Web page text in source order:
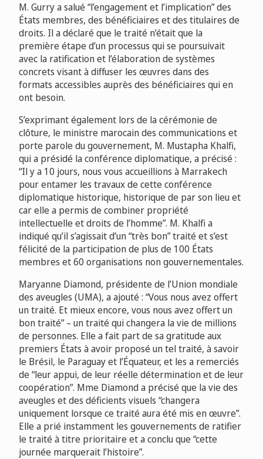
M. Gurry a salué “l’engagement et l’implication” des
États membres, des bénéficiaires et des titulaires de
droits. Il a déclaré que le traité n’était que la
première étape d’un processus qui se poursuivait
avec la ratification et l’élaboration de systèmes
concrets visant à diffuser les œuvres dans des
formats accessibles auprès des bénéficiaires qui en
ont besoin.
S’exprimant également lors de la cérémonie de
clôture, le ministre marocain des communications et
porte parole du gouvernement, M. Mustapha Khalfi,
qui a présidé la conférence diplomatique, a précisé :
“Il y a 10 jours, nous vous accueillions à Marrakech
pour entamer les travaux de cette conférence
diplomatique historique, historique de par son lieu et
car elle a permis de combiner propriété
intellectuelle et droits de l’homme”. M. Khalfi a
indiqué qu’il s’agissait d’un “très bon” traité et s’est
félicité de la participation de plus de 100 États
membres et 60 organisations non gouvernementales.
Maryanne Diamond, présidente de l’Union mondiale
des aveugles (UMA), a ajouté : “Vous nous avez offert
un traité. Et mieux encore, vous nous avez offert un
bon traité” – un traité qui changera la vie de millions
de personnes. Elle a fait part de sa gratitude aux
premiers États à avoir proposé un tel traité, à savoir
le Brésil, le Paraguay et l’Équateur, et les a remerciés
de “leur appui, de leur réelle détermination et de leur
coopération”. Mme Diamond a précisé que la vie des
aveugles et des déficients visuels “changera
uniquement lorsque ce traité aura été mis en œuvre”.
Elle a prié instamment les gouvernements de ratifier
le traité à titre prioritaire et a conclu que “cette
journée marquerait l’histoire”.